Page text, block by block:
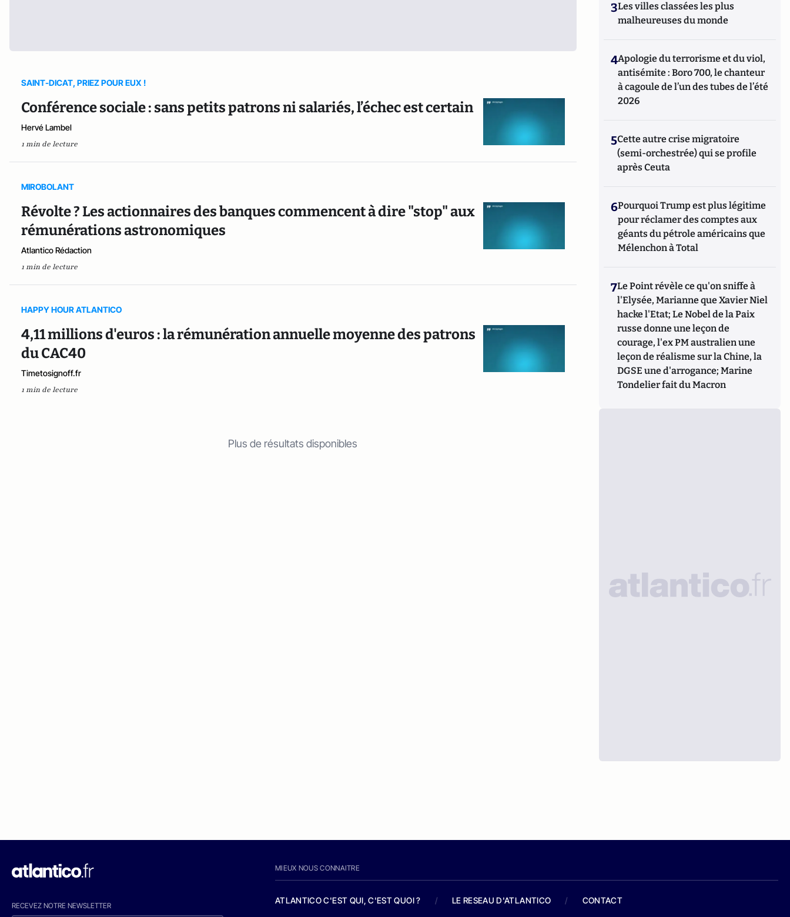
SAINT-DICAT, PRIEZ POUR EUX !
Conférence sociale : sans petits patrons ni salariés, l’échec est certain
Hervé Lambel
1 min de lecture
MIROBOLANT
Révolte ? Les actionnaires des banques commencent à dire "stop" aux
rémunérations astronomiques
Atlantico Rédaction
1 min de lecture
HAPPY HOUR ATLANTICO
4,11 millions d'euros : la rémunération annuelle moyenne des patrons
du CAC40
Timetosignoff.fr
1 min de lecture
Plus de résultats disponibles
3Les villes classées les plus
malheureuses du monde
4Apologie du terrorisme et du viol,
antisémite : Boro 700, le chanteur
à cagoule de l’un des tubes de l’été
2026
5Cette autre crise migratoire
(semi-orchestrée) qui se profile
après Ceuta
6Pourquoi Trump est plus légitime
pour réclamer des comptes aux
géants du pétrole américains que
Mélenchon à Total
7Le Point révèle ce qu'on sniffe à
l'Elysée, Marianne que Xavier Niel
hacke l'Etat; Le Nobel de la Paix
russe donne une leçon de
courage, l'ex PM australien une
leçon de réalisme sur la Chine, la
DGSE une d'arrogance; Marine
Tondelier fait du Macron
RECEVEZ NOTRE NEWSLETTER
MIEUX NOUS CONNAITRE
ATLANTICO C'EST QUI, C'EST QUOI ? / LE RESEAU D'ATLANTICO / CONTACT